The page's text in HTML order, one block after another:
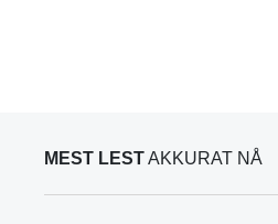
MEST LESTAKKURAT NÅ